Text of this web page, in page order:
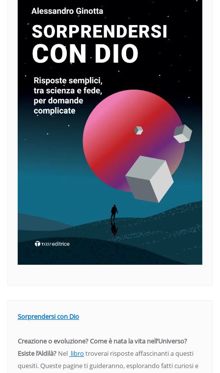
Sorprendersi con Dio
Creazione o evoluzione? Come è nata la vita nell’Universo?
Esiste l’Aldilà? Nel libro troverai risposte affascinanti a questi
quesiti. Queste pagine ti guideranno, esplorando fatti curiosi e